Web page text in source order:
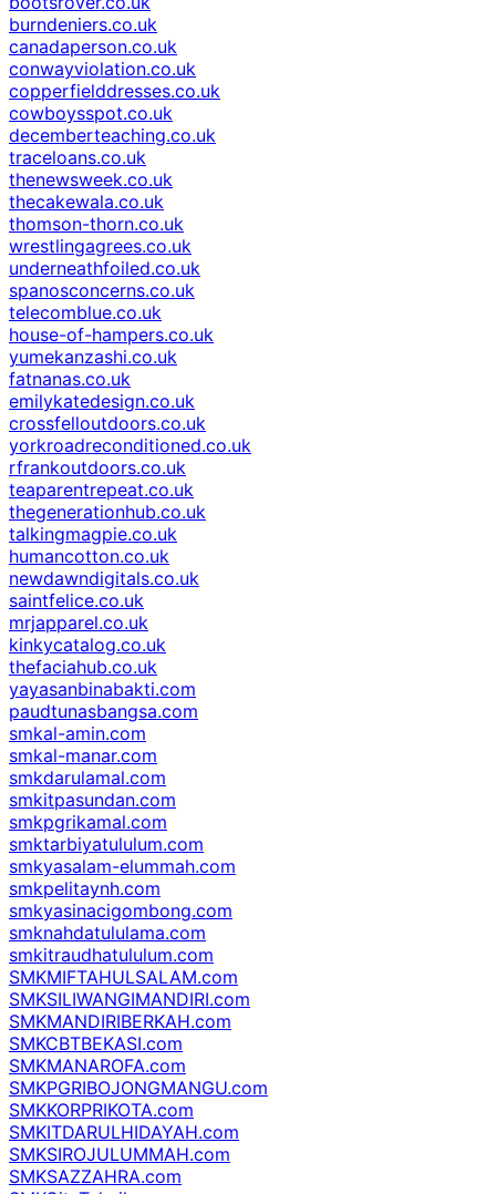
burndeniers.co.uk
canadaperson.co.uk
conwayviolation.co.uk
copperfielddresses.co.uk
cowboysspot.co.uk
decemberteaching.co.uk
traceloans.co.uk
thenewsweek.co.uk
thecakewala.co.uk
thomson-thorn.co.uk
wrestlingagrees.co.uk
underneathfoiled.co.uk
spanosconcerns.co.uk
telecomblue.co.uk
house-of-hampers.co.uk
yumekanzashi.co.uk
fatnanas.co.uk
emilykatedesign.co.uk
crossfelloutdoors.co.uk
yorkroadreconditioned.co.uk
rfrankoutdoors.co.uk
teaparentrepeat.co.uk
thegenerationhub.co.uk
talkingmagpie.co.uk
humancotton.co.uk
newdawndigitals.co.uk
saintfelice.co.uk
mrjapparel.co.uk
kinkycatalog.co.uk
thefaciahub.co.uk
yayasanbinabakti.com
paudtunasbangsa.com
smkal-amin.com
smkal-manar.com
smkdarulamal.com
smkitpasundan.com
smkpgrikamal.com
smktarbiyatululum.com
smkyasalam-elummah.com
smkpelitaynh.com
smkyasinacigombong.com
smknahdatululama.com
smkitraudhatululum.com
SMKMIFTAHULSALAM.com
SMKSILIWANGIMANDIRI.com
SMKMANDIRIBERKAH.com
SMKCBTBEKASI.com
SMKMANAROFA.com
SMKPGRIBOJONGMANGU.com
SMKKORPRIKOTA.com
SMKITDARULHIDAYAH.com
SMKSIROJULUMMAH.com
SMKSAZZAHRA.com